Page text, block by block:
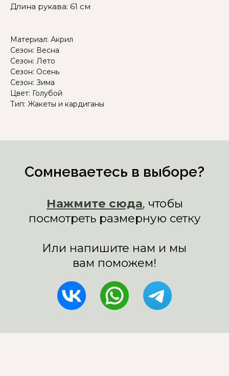
Длина рукава: 61 см
Материал: Акрил
Сезон: Весна
Сезон: Лето
Сезон: Осень
Сезон: Зима
Цвет: Голубой
Тип: Жакеты и кардиганы
Или напишите нам и мы